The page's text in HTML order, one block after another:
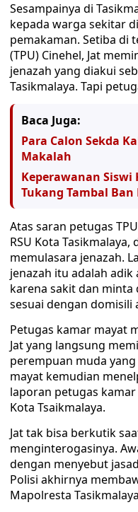
Sesampainya di
kepada warga sekitar
pemakaman. Setiba di
(TPU) Cinehel, Jat
jenazah yang diakui
Tasikmalaya. Tapi
Baca Juga:
Para Calon Sekda
Makalah
Keperawanan Siswi
Tukang Tambal Ban
Atas saran petugas
RSU Kota
memulasara jenazah.
jenazah itu adalah
karena sakit dan minta
sesuai dengan domisili
Petugas kamar mayat
Jat yang langsung
perempuan muda
mayat kemudian
laporan petugas
Kota Tsaikmalaya.
Jat tak bisa berkutik
menginterogasinya.
dengan menyebut
Polisi akhirnya
Mapolresta